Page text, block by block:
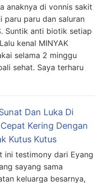
anaknya di vonnis sakit
paru paru dan saluran
Suntik anti biotik setiap
kenal MINYAK
selama 2 minggu
sehat. Saya terharu
Dan Luka Di
Kering Dengan
Kutus Kutus
ini testimony dari Eyang
sayang sama
keluarga besarnya,